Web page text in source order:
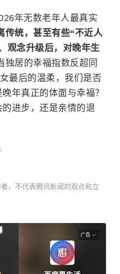
年无数老年人最真实
传统，甚至有些“不近人
观念升级后，对晚年生
独居的幸福指数反超同
最后的温柔，我们是否
年真正的体面与幸福？
进步，还是亲情的退
，不代表腾讯新闻的观点和立
广告